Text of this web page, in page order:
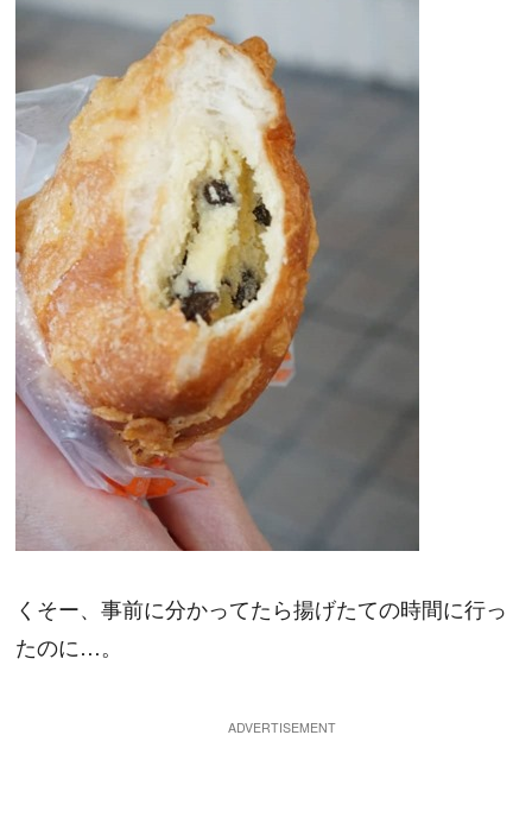
くそー、事前に分かってたら揚げたての時間に行っ
たのに…。